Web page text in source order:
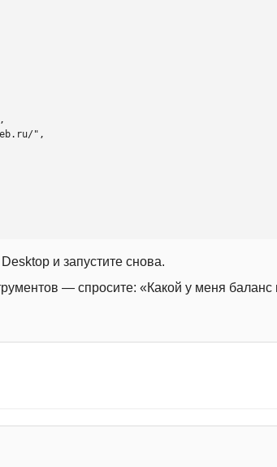
и запустите снова.
— спросите: «Какой у меня